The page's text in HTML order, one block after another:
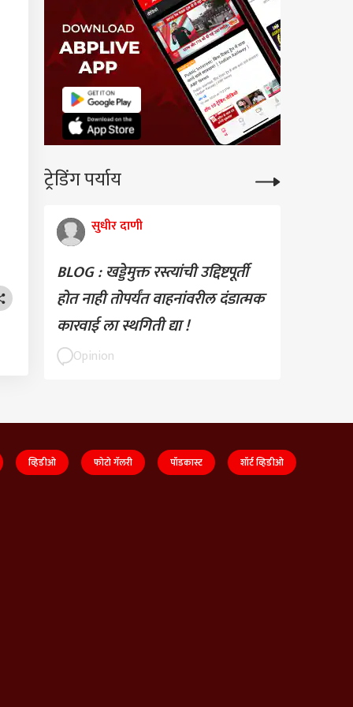
ट्रेडिंग पर्याय
सुधीर दाणी
BLOG : खड्डेमुक्त रस्त्यांची उद्दिष्टपूर्ती
होत नाही तोपर्यंत वाहनांवरील दंडात्मक
कारवाई ला स्थगिती द्या !
Opinion
व्हिडीओ फोटो गॅलरी पॉडकास्ट शॉर्ट व्हिडीओ